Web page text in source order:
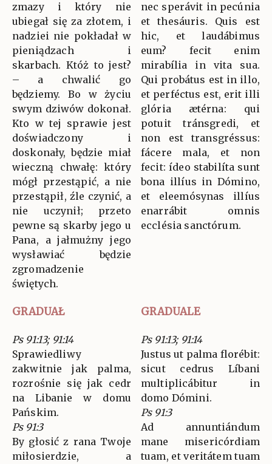
zmazy i który nie
ubiegał się za złotem, i
nadziei nie pokładał w
pieniądzach i
skarbach. Któż to jest?
– a chwalić go
będziemy. Bo w życiu
swym dziwów dokonał.
Kto w tej sprawie jest
doświadczony i
doskonały, będzie miał
wieczną chwałę: który
mógł przestąpić, a nie
przestąpił, źle czynić, a
nie uczynił; przeto
pewne są skarby jego u
Pana, a jałmużny jego
wysławiać będzie
zgromadzenie
świętych.
nec sperávit in pecúnia
et thesáuris. Quis est
hic, et laudábimus
eum? fecit enim
mirabília in vita sua.
Qui probátus est in illo,
et perféctus est, erit illi
glória ætérna: qui
potuit tránsgredi, et
non est transgréssus:
fácere mala, et non
fecit: ídeo stabilíta sunt
bona illíus in Dómino,
et eleemósynas illíus
enarrábit omnis
ecclésia sanctórum.
GRADUAŁ GRADUALE
Ps 91:13; 91:14
Sprawiedliwy
zakwitnie jak palma,
rozrośnie się jak cedr
na Libanie w domu
Pańskim.
Ps 91:3
By głosić z rana Twoje
miłosierdzie, a
Ps 91:13; 91:14
Justus ut palma florébit:
sicut cedrus Líbani
multiplicábitur in
domo Dómini.
Ps 91:3
Ad annuntiándum
mane misericórdiam
tuam, et veritátem tuam